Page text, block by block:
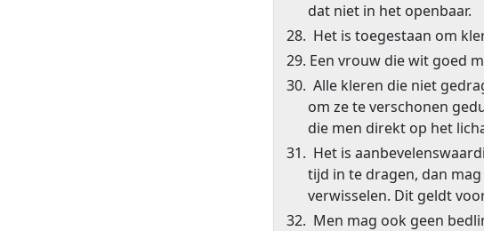
dat niet in het openbaar.
28. Het is toegestaan om
29. Een vrouw die wit goed
30. Alle kleren die niet
om ze te verschonen
die men direkt op het
31. Het is
tijd in te dragen, dan
verwisselen. Dit geldt
32. Men mag ook geen